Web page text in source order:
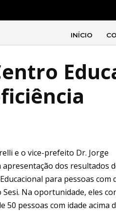
INÍCIO
e o vice-prefeito Dr. Jorge
dos resultados
para pessoas com
Na oportunidade, eles
pessoas com idade acima